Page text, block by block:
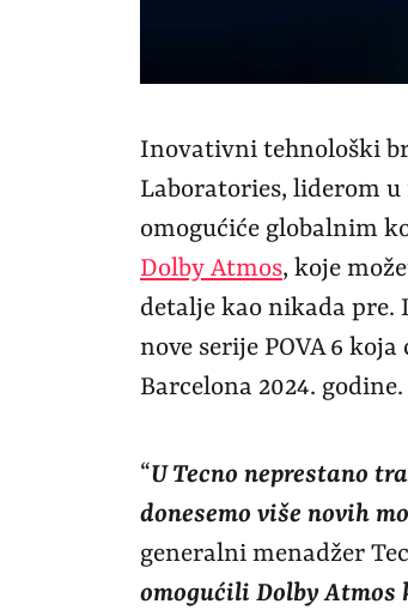
Inovativni tehnološki
Laboratories, liderom
omogućiće globalnim
Dolby Atmos, koje
detalje kao nikada
nove serije POVA 6
Barcelona 2024. godine.
“U Tecno neprestano
donesemo više novih
generalni menadžer
omogućili Dolby